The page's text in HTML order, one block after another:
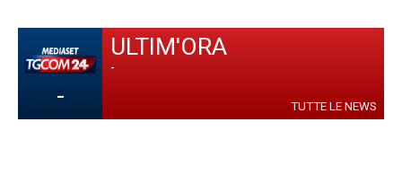
-
ULTIM'ORA
-
TUTTE LE NEWS